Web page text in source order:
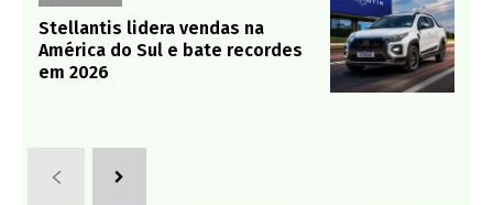
Stellantis lidera vendas na
América do Sul e bate recordes
em 2026